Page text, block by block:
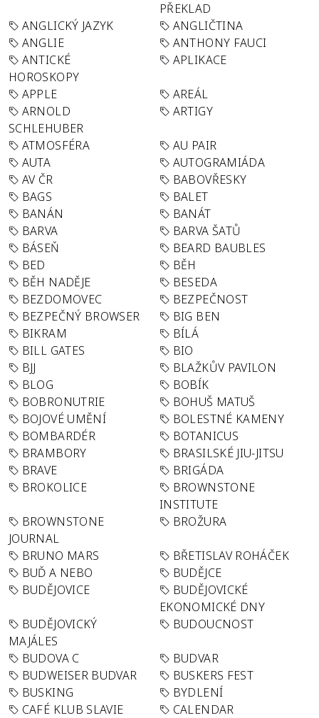
PŘEKLAD
ANGLICKÝ JAZYK
ANGLIČTINA
ANGLIE
ANTHONY FAUCI
ANTICKÉ
HOROSKOPY
APLIKACE
APPLE
AREÁL
ARNOLD
SCHLEHUBER
ARTIGY
ATMOSFÉRA
AU PAIR
AUTA
AUTOGRAMIÁDA
AV ČR
BABOVŘESKY
BAGS
BALET
BANÁN
BANÁT
BARVA
BARVA ŠATŮ
BÁSEŇ
BEARD BAUBLES
BED
BĚH
BĚH NADĚJE
BESEDA
BEZDOMOVEC
BEZPEČNOST
BEZPEČNÝ BROWSER
BIG BEN
BIKRAM
BÍLÁ
BILL GATES
BIO
BJJ
BLAŽKŮV PAVILON
BLOG
BOBÍK
BOBRONUTRIE
BOHUŠ MATUŠ
BOJOVÉ UMĚNÍ
BOLESTNÉ KAMENY
BOMBARDÉR
BOTANICUS
BRAMBORY
BRASILSKÉ JIU-JITSU
BRAVE
BRIGÁDA
BROKOLICE
BROWNSTONE
INSTITUTE
BROWNSTONE
JOURNAL
BROŽURA
BRUNO MARS
BŘETISLAV ROHÁČEK
BUĎ A NEBO
BUDĚJCE
BUDĚJOVICE
BUDĚJOVICKÉ
EKONOMICKÉ DNY
BUDĚJOVICKÝ
MAJÁLES
BUDOUCNOST
BUDOVA C
BUDVAR
BUDWEISER BUDVAR
BUSKERS FEST
BUSKING
BYDLENÍ
CAFÉ KLUB SLAVIE
CALENDAR